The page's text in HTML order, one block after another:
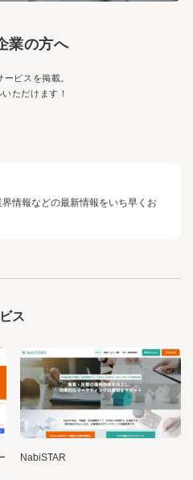
業の方へ
ービスを掲載。
ただけます！
情報などの最新情報をいち早くお
ス
NabiSTAR